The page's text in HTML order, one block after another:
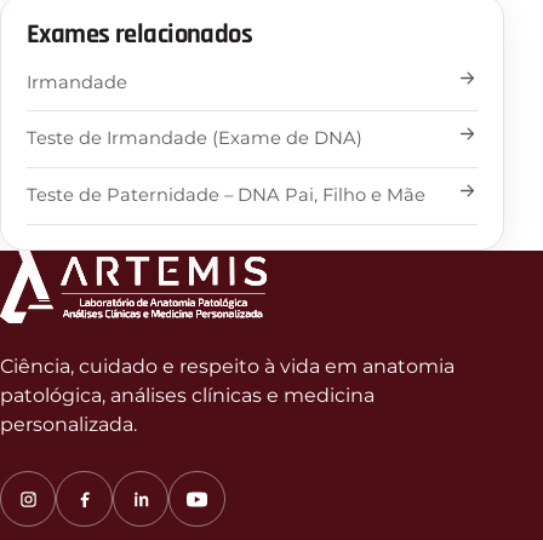
Exames relacionados
Irmandade
Teste de Irmandade (Exame de DNA)
Teste de Paternidade – DNA Pai, Filho e Mãe
Ciência, cuidado e respeito à vida em anatomia
patológica, análises clínicas e medicina
personalizada.